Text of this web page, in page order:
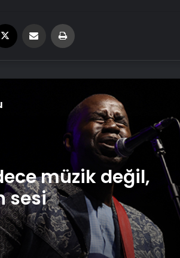
Email'den paylaş
müzik değil,
sesi